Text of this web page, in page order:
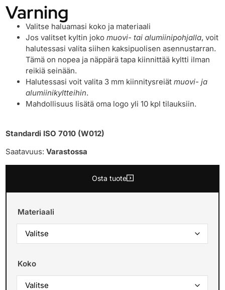
Varning
Valitse haluamasi koko ja materiaali
Jos valitset kyltin jokomuovi- tai alumiinipohjalla, voit
halutessasi valita siihen kaksipuolisen asennustarran.
Tämä on nopea ja näppärä tapa kiinnittää kyltti ilman
reikiä seinään.
Halutessasi voit valita 3 mm kiinnitysreiätmuovi- ja
alumiinikyltteihin.
Mahdollisuus lisätä oma logo yli 10 kpl tilauksiin.
Standardi ISO 7010 (W012)
Saatavuus:Varastossa
Osta tuote
Materiaali
Koko